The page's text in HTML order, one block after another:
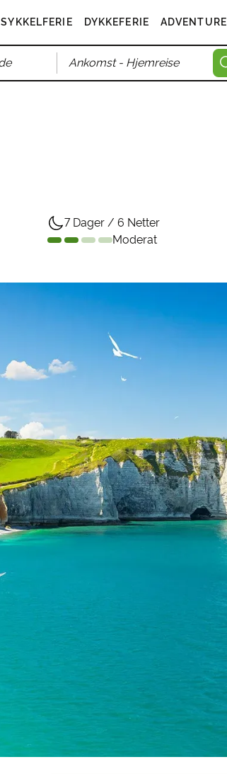
SYKKELFERIE DYKKEFERIE ADVENTURE
Ankomst- Hjemreise
7 Dager / 6 Netter
Moderat